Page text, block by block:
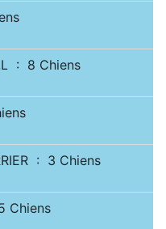
: 8 Chiens
: 3 Chiens
Chiens